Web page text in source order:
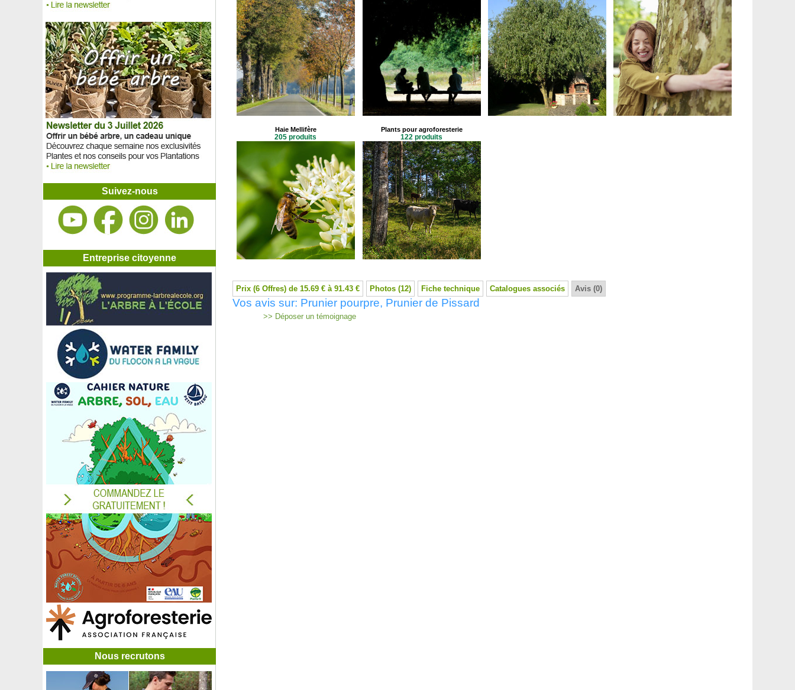
Rose de Noël 'White lady spotted'
Rose du Désert - Floraison rouge
Rose du Désert specimen
Rosier 'Abbaye de Cluny'
Rosier 'Abracadabra'
Rosier 'Abraham Darby'
Rosier 'Alain Souchon'
Rosier 'Alba Meillandécor'
Rosier 'Albertine'
Rosier 'Alibaba'
Rosier 'All my loving'
Rosier 'Amber Flush'
Rosier 'André Le Notre'
Rosier 'Arthur Rimbaud'
Rosier 'Auguste Renoir'
Rosier 'Baie des Anges'
Rosier 'Ballerina'
Rosier 'Bernard Hinault'
Rosier 'Black Baccara'
Rosier 'Blue Eden'
Rosier 'Blue Eyes'
Rosier 'Blue Girl'
Rosier 'Bolchoi'
Rosier 'Boscobel'
Rosier 'Bossa Nova'
Rosier 'Brocéliande'
Rosier 'Buff Beauty'
Rosier 'Burgundy Ice'
Rosier 'Cardinal de Richelieu'
Rosier Catherine de Médicis
Rosier 'Christophe Colomb'
Rosier 'Claire Austin'
Rosier 'Cocktail'
Rosier 'Coluche'
Rosier 'Complicata'
Rosier 'Comte de Chambord'
Rosier 'Cornelia'
Rosier de Banks 'Alba Plena'
Rosier de Banks 'Lutea'
Rosier de Banks 'Rosea'
Rosier 'Déborah'
Rosier 'Diane de Ribes'
Rosier 'Double Delight'
Rosier 'Edith Piaf'
Rosier 'Etna'
Rosier 'Favorita'
Rosier 'Fox Trot'
Rosier 'François Mauriac'
Rosier 'Gentle Hermione'
Rosier 'Glamis Castle'
Rosier 'Golden Perfumella'
Rosier 'Grootendorst Suprême'
Suivez-nous
Entreprise citoyenne
Nous recrutons
Haie Mellifère
205 produits
Plants pour agroforesterie
122 produits
Prix (6 Offres) de 15.69 € à 91.43 € Photos (12) Fiche technique Catalogues associés Avis (0)
Vos avis sur: Prunier pourpre, Prunier de Pissard
>> Déposer un témoignage